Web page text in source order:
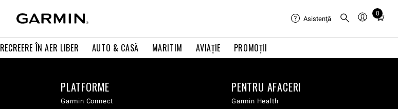
RECREERE ÎN AER LIBER AUTO & CASĂ MARITIM AVIAŢIE PROMOȚII
Asistenţă
0
Total
in
PLATFORME
Garmin Connect
PENTRU AFACERI
Garmin Health